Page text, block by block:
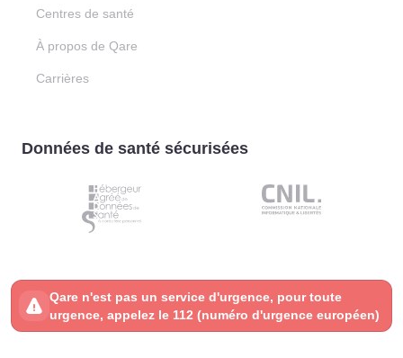
Centres de santé
À propos de Qare
Carrières
Données de santé sécurisées
Qare n'est pas un service d'urgence, pour toute
urgence, appelez le 112 (numéro d'urgence européen)